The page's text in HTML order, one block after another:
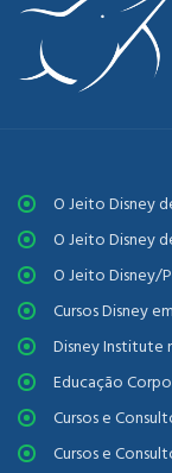
O Jeito Disney
O Jeito Disney
O Jeito Disney/
Cursos Disney
Disney Institute
Educação
Cursos e
Cursos e